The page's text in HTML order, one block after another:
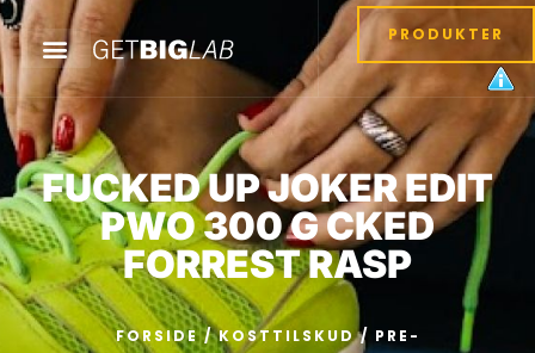
PRODUKTER
FUCKED UP JOKER EDIT
PWO 300 G CKED
FORREST RASP
FORSIDE/KOSTTILSKUD/ PRE-